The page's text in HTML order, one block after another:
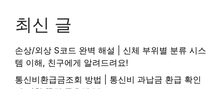
최신 글
손상/외상 S코드 완벽 해설 | 신체 부위별 분류 시스
템 이해, 친구에게 알려드려요!
통신비환급금조회 방법 | 통신비 과납금 환급 확인